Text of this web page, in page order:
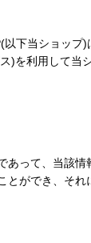
以下当ショップ)
)を利用して当
あって、当該
ができ、そ